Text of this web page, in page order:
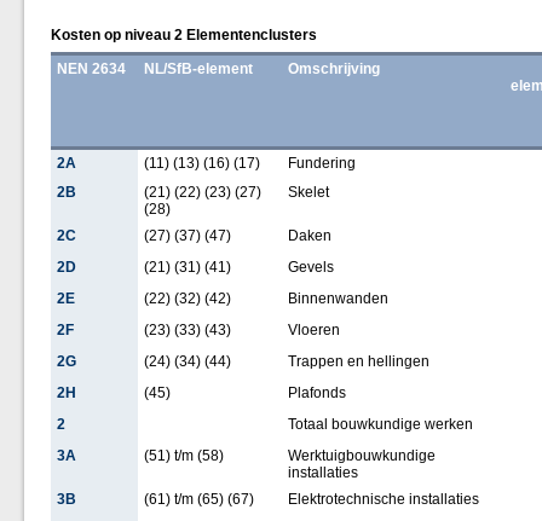
Kosten op niveau 2 Elementenclusters
NEN 2634
NL/SfB-element
Omschrijving
2A (11) (13) (16) (17)
Fundering
2B
(21) (22) (23) (27)
(28)
Skelet
2C (27) (37) (47)
Daken
2D
(21) (31) (41)
Gevels
2E
(22) (32) (42)
Binnenwanden
2F
(23) (33) (43)
Vloeren
2G
(24) (34) (44)
Trappen en hellingen
2H
(45)
Plafonds
2
Totaal bouwkundige werken
3A
(51) t/m (58)
Werktuigbouwkundige
installaties
3B
(61) t/m (65) (67)
Elektrotechnische installaties